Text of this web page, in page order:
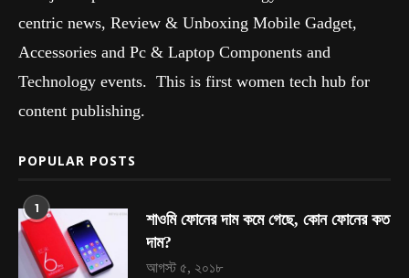
centric news, Review & Unboxing Mobile Gadget,
Accessories and Pc & Laptop Components and
Technology events. This is first women tech hub for
content publishing.
POPULAR POSTS
1
শাওমি ফোনের দাম কমে গেছে, কোন ফোনের কত
দাম?
আগস্ট ৫, ২০১৮